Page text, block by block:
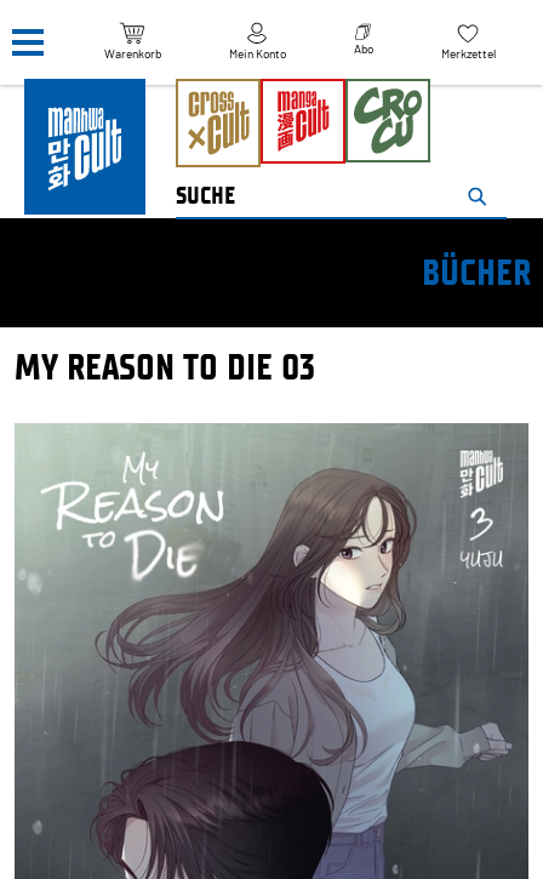
Warenkorb Mein Konto Abo Merkzettel
BÜCHER
MY REASON TO DIE 03